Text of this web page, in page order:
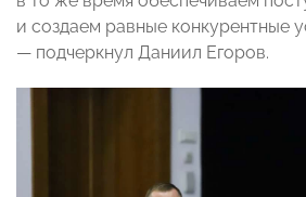
и создаем равные конкурентные
— подчеркнул Даниил Егоров.